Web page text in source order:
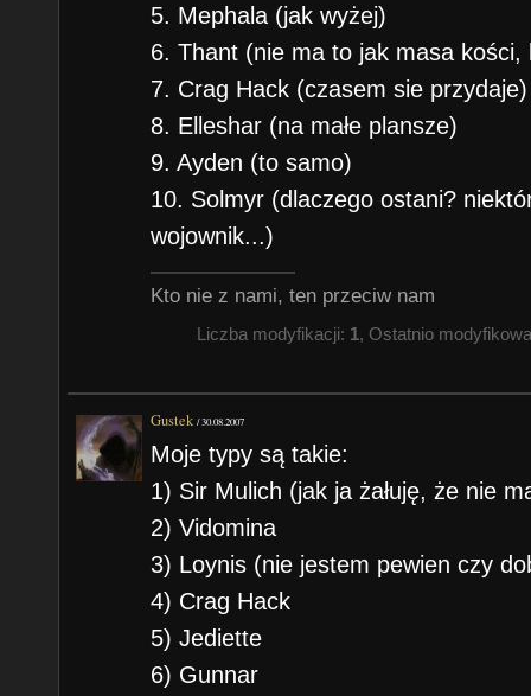
5. Mephala (jak wyżej)
6. Thant (nie ma to jak masa
7. Crag Hack (czasem sie przydaje)
8. Elleshar (na małe plansze)
9. Ayden (to samo)
10. Solmyr (dlaczego ostani?
wojownik...)
Kto nie z nami, ten przeciw nam
Liczba modyfikacji: 1, Ostatnio
Gustek /30.08.2007
Moje typy są takie:
1) Sir Mulich (jak ja żałuję, że nie
2) Vidomina
3) Loynis (nie jestem pewien czy
4) Crag Hack
5) Jediette
6) Gunnar